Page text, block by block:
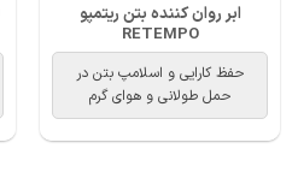
ابر روان کننده بتن ریتمپو
RETEMPO
حفظ کارایی و اسلامپ بتن در
حمل طولانی و هوای گرم